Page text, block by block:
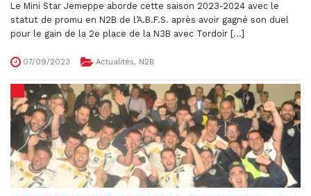
Le Mini Star Jemeppe aborde cette saison 2023-2024 avec le
statut de promu en N2B de l’A.B.F.S. après avoir gagné son duel
pour le gain de la 2e place de la N3B avec Tordoir [...]
07/09/2023 Actualités, N2B